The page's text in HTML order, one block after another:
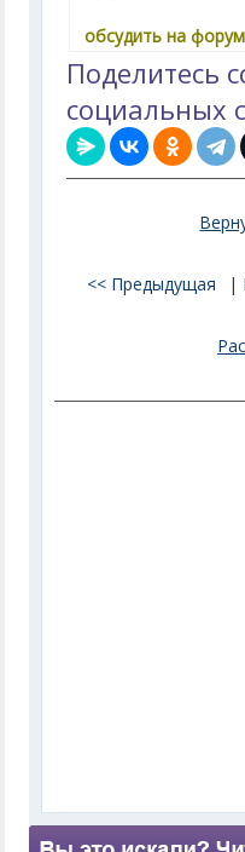
обсудить на
Поделитесь
социальных
<< Предыдущая |